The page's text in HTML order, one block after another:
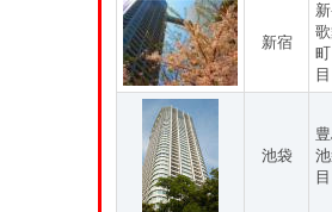
新宿
目
池袋
目